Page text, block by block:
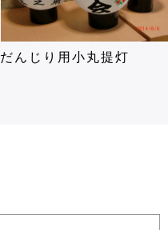
だんじり用小丸提灯